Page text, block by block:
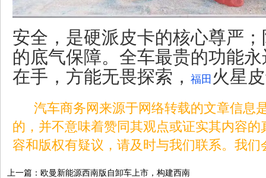
安全，是硬派皮卡的核心尊严
的底气保障。全车最贵的功能
在手，方能无畏探索，
福田 火星
汽车商务网来源于网络转载的文章信息
的，并不意味着赞同其观点或证实其内容
容和版权有疑议，请及时与我们联系。我
上一篇： 欧曼新能源西南版自卸车上市，构建西南